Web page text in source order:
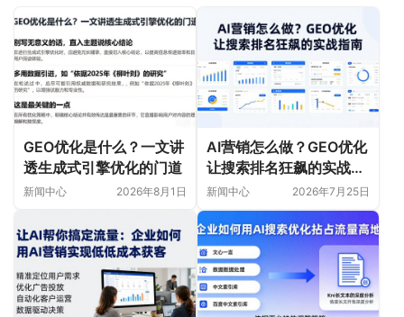
GEO优化是什么？一文讲
透生成式引擎优化的门道
新闻中心 2026年8月1日
AI营销怎么做？GEO优化
让搜索排名狂飙的实战指
南
新闻中心 2026年7月25日